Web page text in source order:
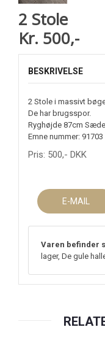
2 Stole
Kr. 500,-
BESKRIVELSE
2 Stole i massivt
De har brugsspor.
Ryghøjde 87cm
Emne nummer: 91703
Pris: 500,- DKK
E-MAIL
Varen befinder
lager, De gule